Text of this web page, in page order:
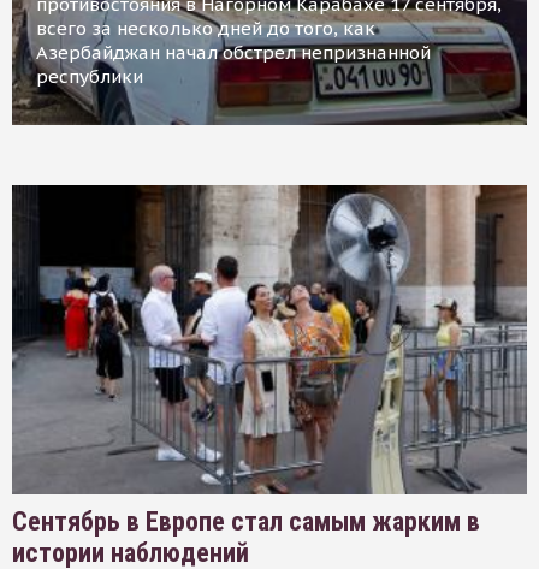
всего за несколько дней до того, как
Азербайджан начал обстрел непризнанной
республики
Сентябрь в Европе стал самым жарким в
истории наблюдений